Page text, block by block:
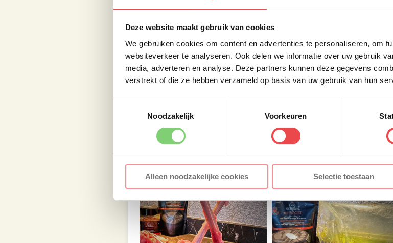
Deze website maakt gebruik van cookies
We gebruiken cookies om content en advertenties te personaliseren, om
websiteverkeer te analyseren. Ook delen we informatie over uw gebruik
media, adverteren en analyse. Deze partners kunnen deze gegevens
verstrekt of die ze hebben verzameld op basis van uw gebruik van hun
Noodzakelijk
Voorkeuren
Alleen noodzakelijke cookies Selectie toestaan
Doe de schoongemaakte kalkoen lolly’s in een ziplock zak of
op/in. Zorg er voor dat de kalkoen lolly’s helemaal onder de
nu drie kwartier tot een uur pekelen.
Kalkoen lolly’s kruiden:
Na drie kwartier tot een uur haal je de kalkoen lolly’s uit de
vervolgens rondom met Sunny Stuff en druk de rub goed aan.